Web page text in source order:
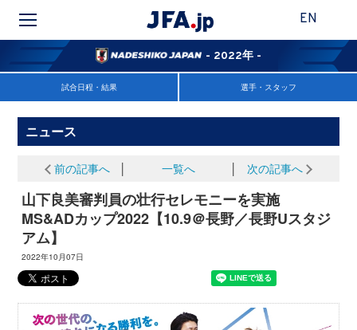
EN
- 2022年 -
試合日程・結果 選手・スタッフ
ニュース
前の記事へ 一覧へ 次の記事へ
山下良美審判員の壮行セレモニーを実施
MS&ADカップ2022【10.9＠長野／長野Uスタジ
アム】
2022年10月07日